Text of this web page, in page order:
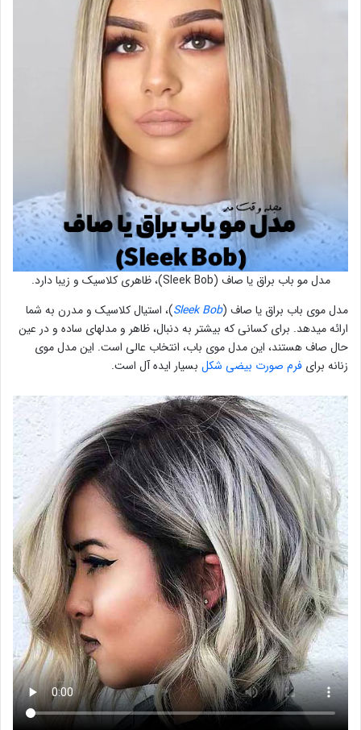
مدل مو باب براق یا صاف (Sleek Bob)، ظاهری کلاسیک و زیبا دارد.
مدل موی باب براق یا صاف (Sleek Bob)، استیال کلاسیک و مدرن به شما
ارائه میدهد. برای کسانی که بیشتر به دنبال، ظاهر و مدلهای ساده و در عین
حال صاف هستند، این مدل موی باب، انتخاب عالی است. این مدل موی
زنانه برای فرم صورت بیضی شکل بسیار ایده آل است.